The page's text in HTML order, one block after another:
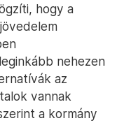
hogy a
nehezen
az
vannak
a kormány